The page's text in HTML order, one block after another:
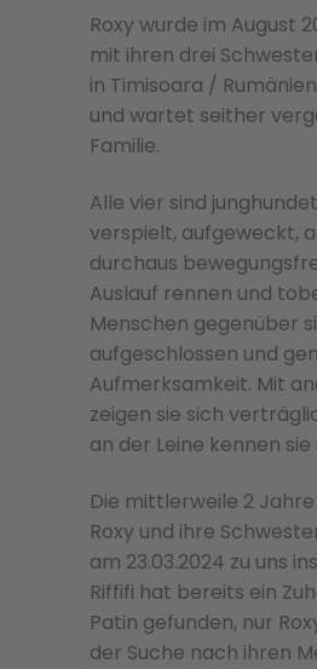
Roxy wurde im August
mit ihren drei
in Timisoara /
und wartet seither
Familie.
Alle vier sind
verspielt, aufgeweckt,
durchaus
Auslauf rennen und
Menschen gegenüber
aufgeschlossen und
Aufmerksamkeit. Mit
zeigen sie sich
an der Leine kennen sie
Die mittlerweile 2
Roxy und ihre
am 23.03.2024 zu uns
Riffifi hat bereits ein
Patin gefunden, nur
der Suche nach ihren